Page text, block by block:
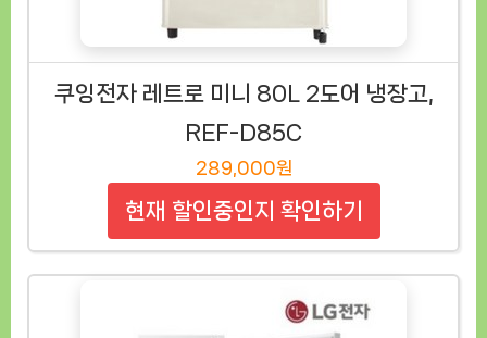
쿠잉전자 레트로 미니 80L 2도어 냉장고,
REF-D85C
289,000원
현재 할인중인지 확인하기